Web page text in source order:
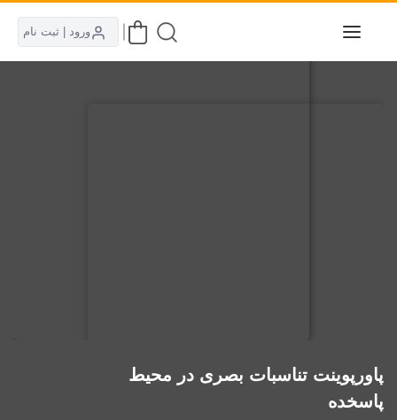
ورود | ثبت نام
پاورپوینت تناسبات بصری در محیط
پاسخده